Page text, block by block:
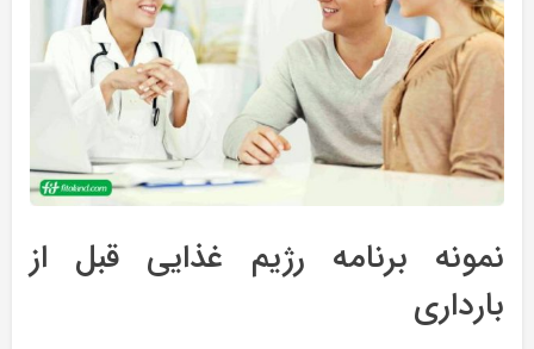
نمونه برنامه رژیم غذایی قبل از
بارداری